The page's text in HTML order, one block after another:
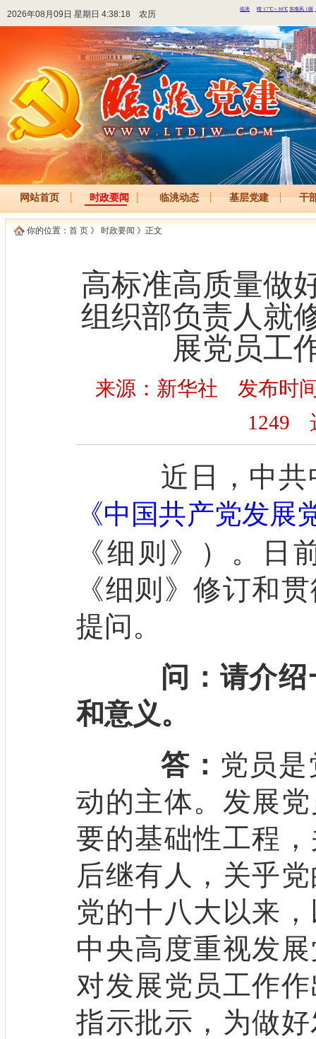
2026年08月09日 星期日 4:38:18 农历
网站首页 时政要闻 临洮动态 基层党建 干
你的位置： 首 页 》 时政要闻 》正文
高标准高质量
组织部负责人就
展党员工
来源：新华社 发布时
1249
近日，中共
《中国共产党发展
《细则》）。日
《细则》修订和
提问。
问：请介
和意义。
答： 党员
动的主体。发展
要的基础性工程
后继有人，关乎
党的十八大以来
中央高度重视发
对发展党员工作
指示批示，为做